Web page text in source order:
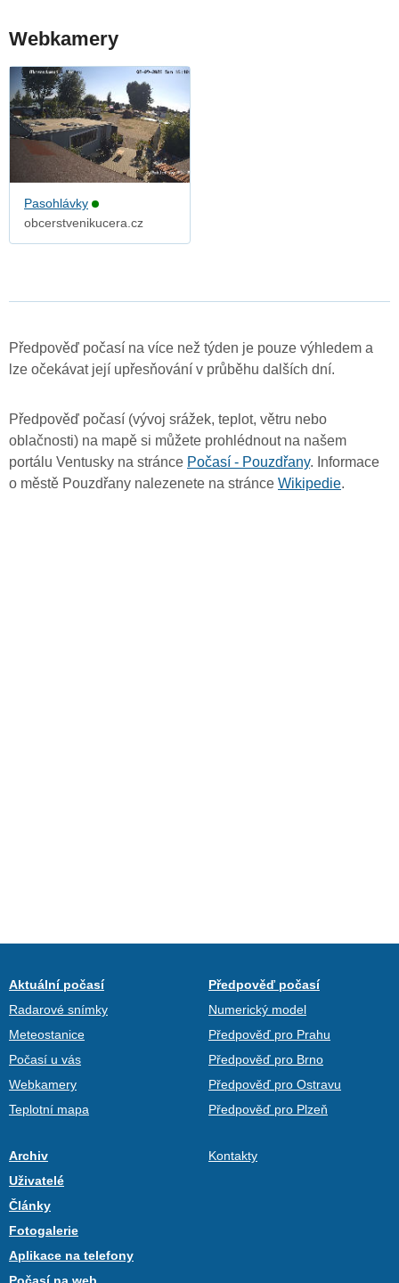
Webkamery
Pasohlávky
obcerstvenikucera.cz
Předpověď počasí na více než týden je pouze výhledem a
lze očekávat její upřesňování v průběhu dalších dní.
Předpověď počasí (vývoj srážek, teplot, větru nebo
oblačnosti) na mapě si můžete prohlédnout na našem
portálu Ventusky na stránce Počasí - Pouzdřany. Informace
o městě Pouzdřany nalezenete na stránce Wikipedie.
Aktuální počasí
Radarové snímky
Meteostanice
Počasí u vás
Webkamery
Teplotní mapa
Předpověď počasí
Numerický model
Předpověď pro Prahu
Předpověď pro Brno
Předpověď pro Ostravu
Předpověď pro Plzeň
Archiv
Uživatelé
Články
Fotogalerie
Aplikace na telefony
Kontakty